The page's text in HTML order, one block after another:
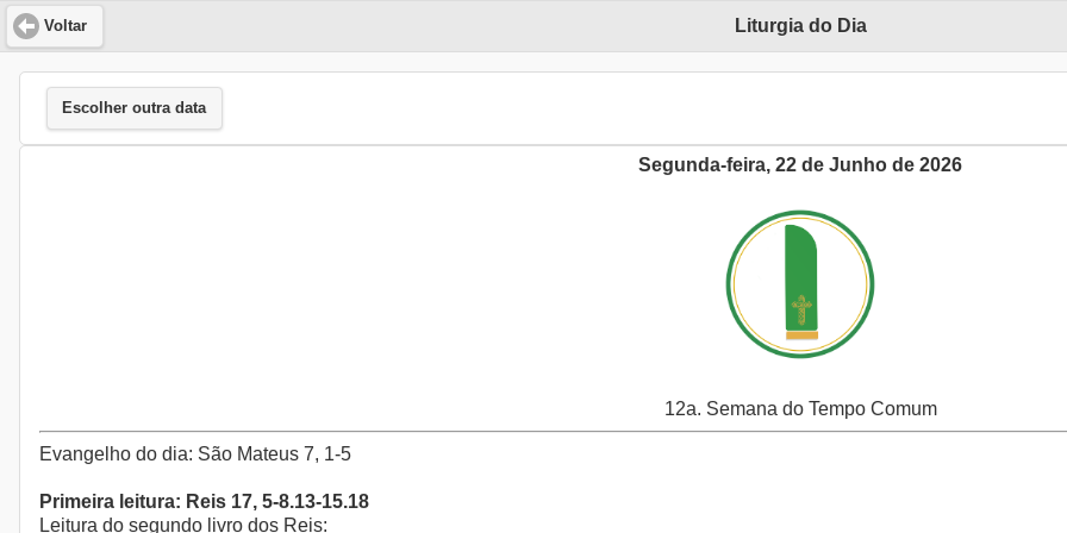
Liturgia do Dia
Voltar
Escolher outra data
Segunda-feira, 22 de Junho de 2026
12a. Semana do Tempo Comum
Evangelho do dia: São Mateus 7, 1-5
Primeira leitura: Reis 17, 5-8.13-15.18
Leitura do segundo livro dos Reis: